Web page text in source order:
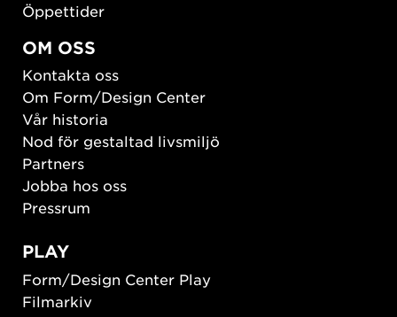
Öppettider
OM OSS
Kontakta oss
Om Form/Design Center
Vår historia
Nod för gestaltad livsmiljö
Partners
Jobba hos oss
Pressrum
PLAY
Form/Design Center Play
Filmarkiv